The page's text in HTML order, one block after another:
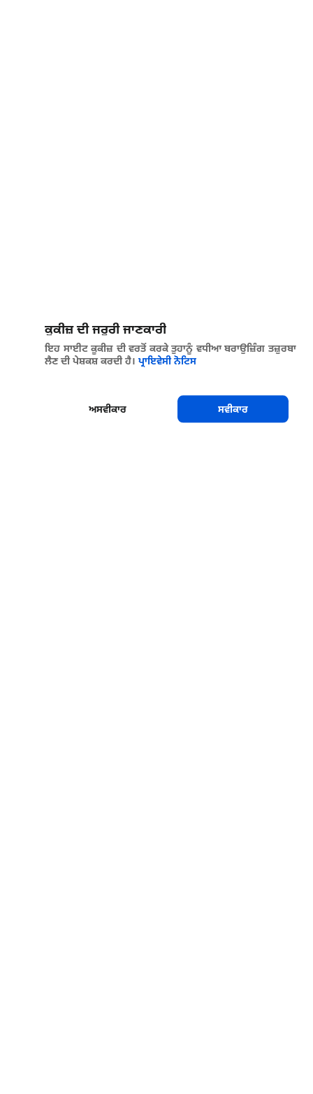
ਕੂਕੀਜ਼ ਦੀ ਜਰੂਰੀ ਜਾਣਕਾਰੀ
ਇਹ ਸਾਈਟ ਕੂਕੀਜ਼ ਦੀ ਵਰਤੋਂ ਕਰਕੇ ਤੁਹਾਨੂੰ ਵਧੀਆ ਬਰਾਉਜ਼ਿੰਗ ਤਜ਼ੁਰਬਾ
ਲੈਣ ਦੀ ਪੇਸ਼ਕਸ਼ ਕਰਦੀ ਹੈ।ਪ੍ਰਾਇਵੇਸੀ ਨੋਟਿਸ
ਅਸਵੀਕਾਰ ਸਵੀਕਾਰ